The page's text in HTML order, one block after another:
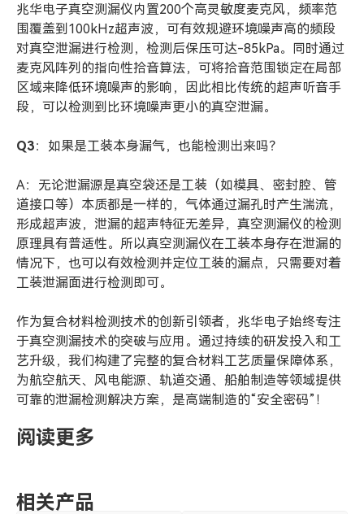
兆华电子真空测漏仪内置200个高灵敏度麦克风，频率范
围覆盖到100kHz超声波，可有效规避环境噪声高的频段
对真空泄漏进行检测，检测后保压可达-85kPa。同时通过
麦克风阵列的指向性拾音算法，可将拾音范围锁定在局部
区域来降低环境噪声的影响，因此相比传统的超声听音手
段，可以检测到比环境噪声更小的真空泄漏。
Q3：如果是工装本身漏气，也能检测出来吗？
A：无论泄漏源是真空袋还是工装（如模具、密封腔、管
道接口等）本质都是一样的，气体通过漏孔时产生湍流，
形成超声波，泄漏的超声特征无差异，真空测漏仪的检测
原理具有普适性。所以真空测漏仪在工装本身存在泄漏的
情况下，也可以有效检测并定位工装的漏点，只需要对着
工装泄漏面进行检测即可。
作为复合材料检测技术的创新引领者，兆华电子始终专注
于真空测漏技术的突破与应用。通过持续的研发投入和工
艺升级，我们构建了完整的复合材料工艺质量保障体系，
为航空航天、风电能源、轨道交通、船舶制造等领域提供
可靠的泄漏检测解决方案，是高端制造的“安全密码”！
阅读更多
相关产品